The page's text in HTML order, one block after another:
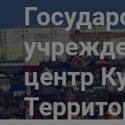
центр